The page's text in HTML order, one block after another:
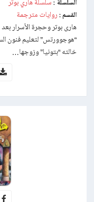
السلسلة : سلسلة هاري بوتر
القسم : روايات مترجمة
هارى بوتر وحجرة الأسرار
“هوجوورتس” لتعليم فنون
خالته “بتونيا” وزوجها…